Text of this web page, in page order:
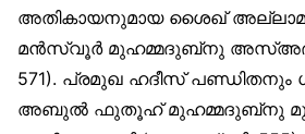
അതികായനുമായ ശൈഖ്
മന്‍സ്വൂര്‍ മുഹമ്മദുബ്‌നു അസ്അദ്
571). പ്രമുഖ ഹദീസ് പണ്ഡിതനും
അബുല്‍ ഫുതൂഹ് മുഹമ്മദുബ്‌നു